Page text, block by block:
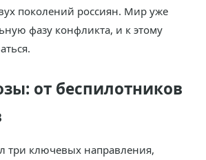
поколений россиян. Мир уже
фазу конфликта, и к этому
от беспилотников
три ключевых направления,